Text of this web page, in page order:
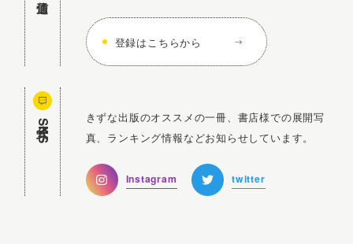
登録はこちらから
公式SNS
きずな出版のオススメの一冊、書店様での展開写
真、ランキング情報などお知らせしています。
Instagram twitter